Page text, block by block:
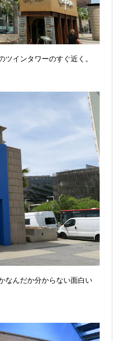
インタワーのすぐ近く。
なんだか分からない面白い